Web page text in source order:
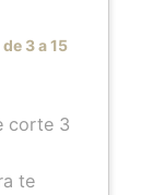
3 a 15
corte 3
te